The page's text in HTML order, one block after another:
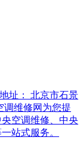
地址： 北京市石景
调维修网为您提
空调维修、中央
站式服务。